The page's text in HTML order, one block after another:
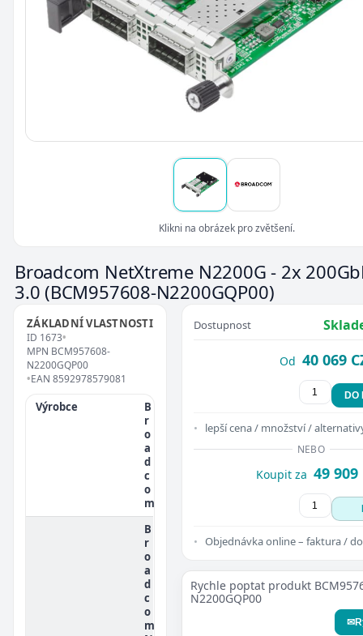
Klikni na obrázek pro zvětšení.
Broadcom NetXtreme N2200G - 2x
3.0(BCM957608-N2200GQP00)
ZÁKLADNÍ VLASTNOSTI
ID 1673•
MPN BCM957608-
N2200GQP00
•EAN 8592978579081
Výrobce
B
r
o
a
d
c
o
m
B
r
o
a
d
c
o
m
Dostupnost
Od 40 069
DO
lepší cena / množství /
NEBO
Koupit za 49 909
Objednávka online – faktura /
Rychle poptat produkt
N2200GQP00
✉